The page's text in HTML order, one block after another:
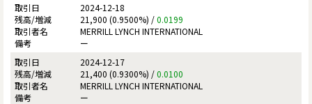
2024-12-18
21,900 (0.9500%) /0.0199
MERRILL LYNCH INTERNATIONAL
ー
2024-12-17
21,400 (0.9300%) /0.0100
MERRILL LYNCH INTERNATIONAL
ー